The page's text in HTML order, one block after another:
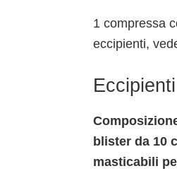
1 compressa
eccipienti,
Eccipienti
blister da 10
masticabili